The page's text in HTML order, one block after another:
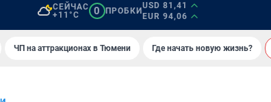
СЕЙЧАС
+11°C
0 ПРОБКИ
USD 81,41
EUR 94,06
ЧП на аттракционах в Тюмени Где начать новую жизнь?